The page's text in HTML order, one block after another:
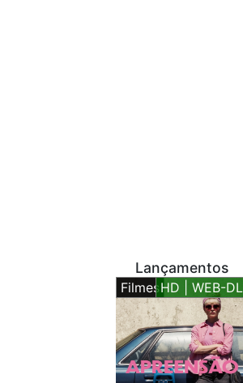
Lançamentos
FilmesHD | WEB-DL